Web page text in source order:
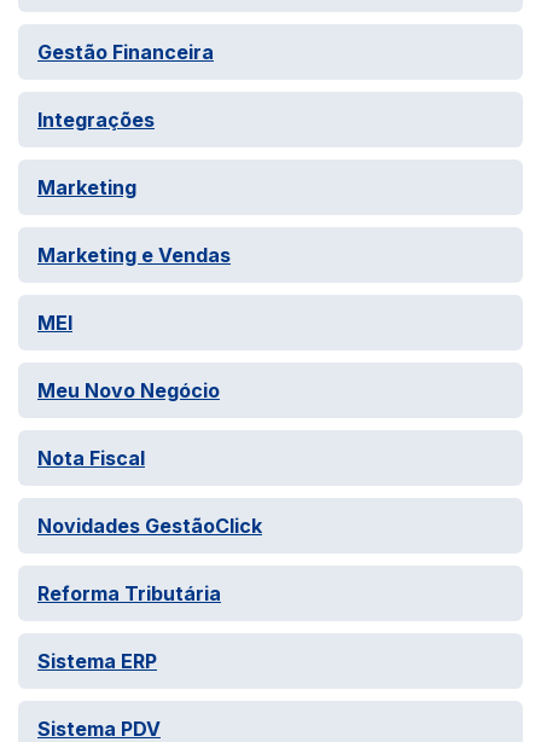
Gestão Financeira
Integrações
Marketing
Marketing e Vendas
MEI
Meu Novo Negócio
Nota Fiscal
Novidades GestãoClick
Reforma Tributária
Sistema ERP
Sistema PDV